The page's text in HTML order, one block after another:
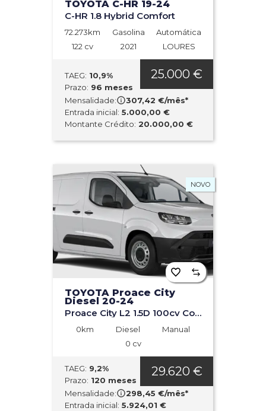
TOYOTA C-HR 19-24
C-HR 1.8 Hybrid Comfort
72.273km
122 cv
Gasolina
2021
Automática
LOURES
TAEG: 10,9%
Prazo: 96 meses
Mensalidade:
307,42 €/mês*
Entrada inicial: 5.000,00 €
Montante Crédito: 20.000,00 €
25.000 €
NOVO
TOYOTA Proace City
Diesel 20-24
Proace City L2 1.5D 100cv Comfort
0km Diesel
Manual
0 cv
TAEG: 9,2%
Prazo: 120 meses
Mensalidade:
298,45 €/mês*
Entrada inicial: 5.924,01 €
29.620 €